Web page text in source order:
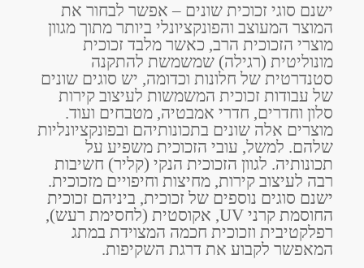
ישנם סוגי זכוכית שונים – אפשר לבחור את
המוצר המעוצב והפונקציונלי ביותר מתוך מגוון
מוצרי הזכוכית הרב, כאשר מלבד זכוכית
מונוליטית (רגילה) שמשמשת להתקנה
סטנדרטית של חלונות וכדומה, יש סוגים שונים
של עבודות זכוכית המשמשות לעיצוב קירות
סלון וחדרים, חדרי אמבטיה, מטבחים ועוד.
מוצרים אלה שונים בתכונותיהם ובפונקציונליות
שלהם. למשל, עובי הזכוכית משפיע על
תכונותיה. לגוון הזכוכית הנקי (קליר) חשיבות
רבה לעיצוב קירות, מחיצות וחיפויים מזכוכית.
ישנם סוגים נוספים של זכוכית, ביניהם זכוכית
החוסמת קרני UV, אקוסטית (לחסימת רעש),
רפלקטיבית וזכוכית חכמה המצוידת במתג
המאפשר לקבוע את דרגת השקיפות.